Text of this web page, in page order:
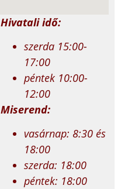
Hivatali idő:
szerda 15:00-
17:00
péntek 10:00-
12:00
Miserend:
vasárnap: 8:30 és
18:00
szerda: 18:00
péntek: 18:00